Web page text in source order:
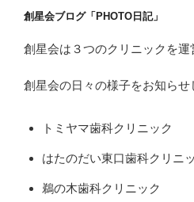
創星会ブログ「PHOTO日記」
創星会は３つのクリニックを運
創星会の日々の様子をお知らせ
トミヤマ歯科クリニック
はたのだい東口歯科クリニ
鵜の木歯科クリニック